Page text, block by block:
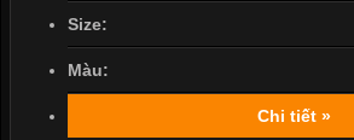
Size:
Màu:
Chi tiết »